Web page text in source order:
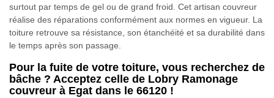
surtout par temps de gel ou de grand froid. Cet artisan couvreur
réalise des réparations conformément aux normes en vigueur. La
toiture retrouve sa résistance, son étanchéité et sa durabilité dans
le temps après son passage.
Pour la fuite de votre toiture, vous recherchez de
bâche ? Acceptez celle de Lobry Ramonage
couvreur à Egat dans le 66120 !